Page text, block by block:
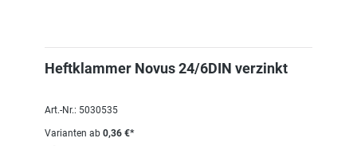
Heftklammer Novus 24/6DIN verzinkt
Art.-Nr.: 5030535
Varianten ab 0,36 €*